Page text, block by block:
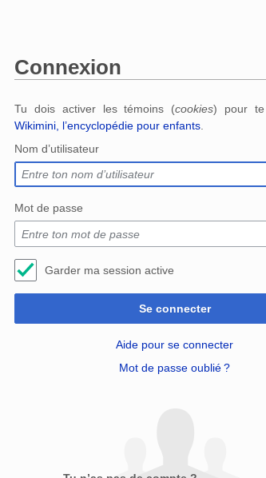
Connexion
Tu dois activer les témoins (cookies) pour te
Wikimini, l’encyclopédie pour enfants
Nom d’utilisateur
Mot de passe
Garder ma session active
Se connecter
Aide pour se connecter
Mot de passe oublié ?